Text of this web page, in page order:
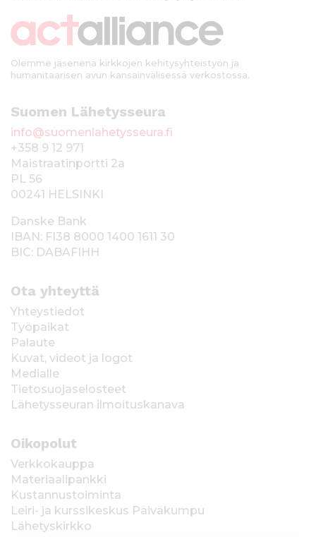
Olemme jäsenenä kirkkojen kehitysyhteistyön ja
humanitaarisen avun kansainvälisessä verkostossa.
Suomen Lähetysseura
info@suomenlahetysseura.fi
+358 9 12 971
Maistraatinportti 2a
PL 56
00241 HELSINKI
Danske Bank
IBAN: FI38 8000 1400 1611 30
BIC: DABAFIHH
Ota yhteyttä
Yhteystiedot
Työpaikat
Palaute
Kuvat, videot ja logot
Medialle
Tietosuojaselosteet
Lähetysseuran ilmoituskanava
Oikopolut
Verkkokauppa
Materiaalipankki
Kustannustoiminta
Leiri- ja kurssikeskus Päiväkumpu
Lähetyskirkko